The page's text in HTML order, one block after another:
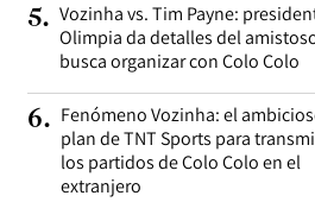
5. Vozinha vs. Tim Payne:
Olimpia da detalles del
busca organizar con Colo Colo
6. Fenómeno Vozinha: el
plan de TNT Sports para
los partidos de Colo Colo en el
extranjero